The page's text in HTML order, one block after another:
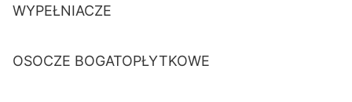
WYPEŁNIACZE
OSOCZE BOGATOPŁYTKOWE